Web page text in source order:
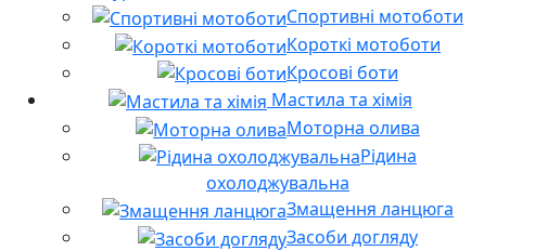
Спортивні мотоботи
Короткі мотоботи
Кросові боти
Мастила та хімія
Моторна олива
Рідина
охолоджувальна
Змащення ланцюга
Засоби догляду